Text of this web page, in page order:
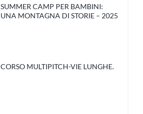
SUMMER CAMP PER BAMBINI:
UNA MONTAGNA DI STORIE – 2025
CORSO MULTIPITCH-VIE LUNGHE.